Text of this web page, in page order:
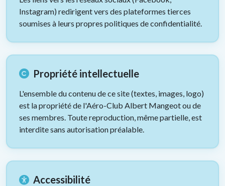
Instagram) redirigent vers des plateformes tierces
soumises à leurs propres politiques de confidentialité.
Propriété intellectuelle
L'ensemble du contenu de ce site (textes, images, logo)
est la propriété de l'Aéro-Club Albert Mangeot ou de
ses membres. Toute reproduction, même partielle, est
interdite sans autorisation préalable.
Accessibilité